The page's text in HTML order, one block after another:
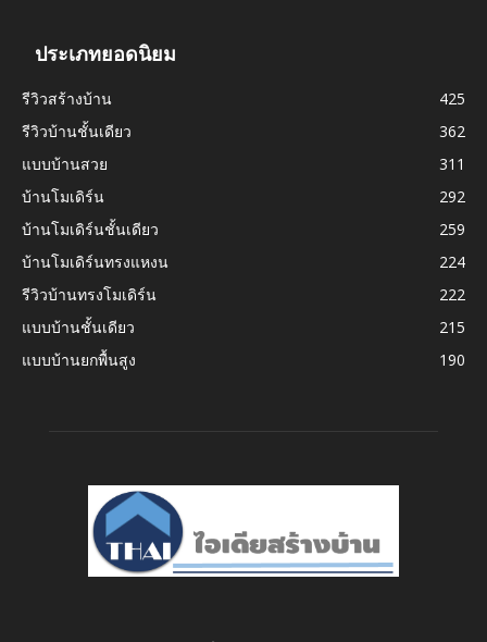
ประเภทยอดนิยม
รีวิวสร้างบ้าน
425
รีวิวบ้านชั้นเดียว
362
แบบบ้านสวย
311
บ้านโมเดิร์น
292
บ้านโมเดิร์นชั้นเดียว
259
บ้านโมเดิร์นทรงแหงน
224
รีวิวบ้านทรงโมเดิร์น
222
แบบบ้านชั้นเดียว
215
แบบบ้านยกพื้นสูง
190